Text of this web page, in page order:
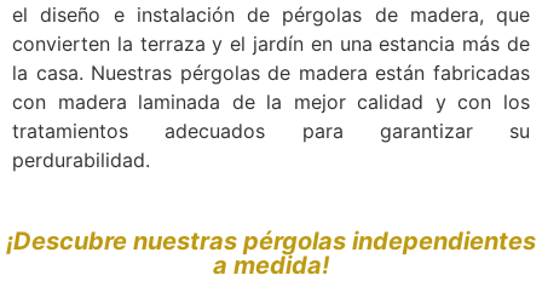
el diseño e instalación de pérgolas de madera, que
convierten la terraza y el jardín en una estancia más de
la casa. Nuestras pérgolas de madera están fabricadas
con madera laminada de la mejor calidad y con los
tratamientos adecuados para garantizar su
perdurabilidad.
¡Descubre nuestras pérgolas independientes
a medida!